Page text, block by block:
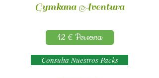
Gymkana Aventura
12 € Persona
Consulta Nuestros Packs